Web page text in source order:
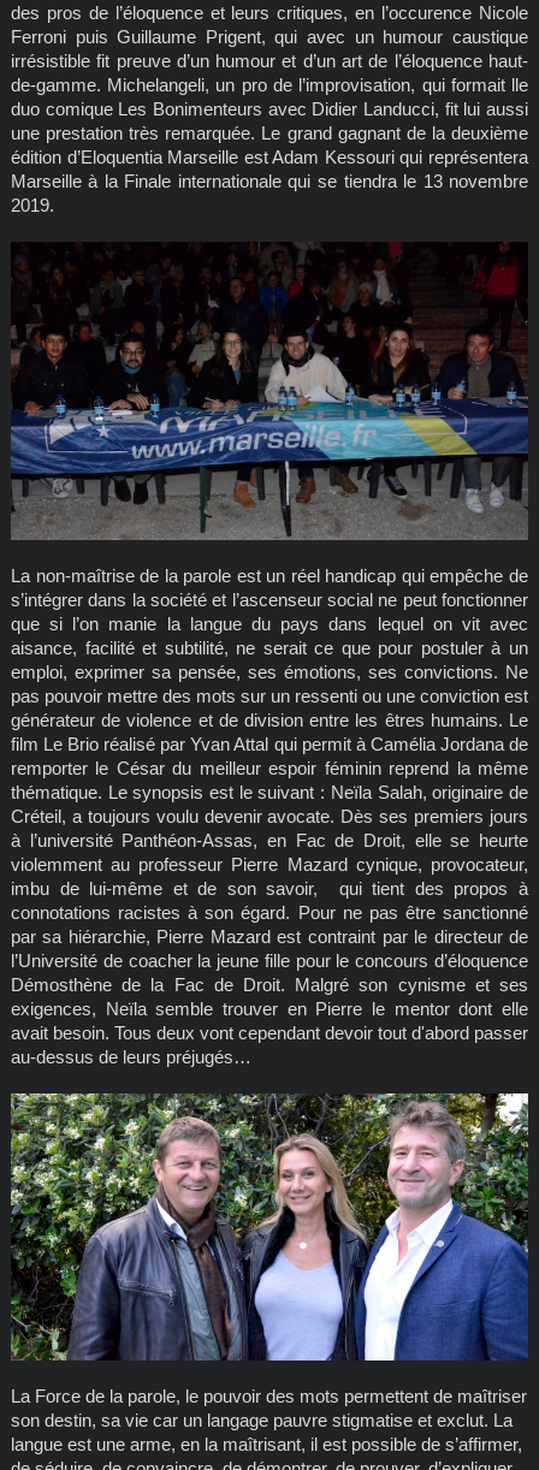
des pros de l’éloquence et leurs critiques, en l’occurence Nicole
Ferroni puis Guillaume Prigent, qui avec un humour caustique
irrésistible fit preuve d’un humour et d’un art de l’éloquence haut-
de-gamme. Michelangeli, un pro de l’improvisation, qui formait lle
duo comique Les Bonimenteurs avec Didier Landucci, fit lui aussi
une prestation très remarquée. Le grand gagnant de la deuxième
édition d’Eloquentia Marseille est Adam Kessouri qui représentera
Marseille à la Finale internationale qui se tiendra le 13 novembre
2019.
La non-maîtrise de la parole est un réel handicap qui empêche de
s’intégrer dans la société et l’ascenseur social ne peut fonctionner
que si l’on manie la langue du pays dans lequel on vit avec
aisance, facilité et subtilité, ne serait ce que pour postuler à un
emploi, exprimer sa pensée, ses émotions, ses convictions. Ne
pas pouvoir mettre des mots sur un ressenti ou une conviction est
générateur de violence et de division entre les êtres humains. Le
film Le Brio réalisé par Yvan Attal qui permit à Camélia Jordana de
remporter le César du meilleur espoir féminin reprend la même
thématique. Le synopsis est le suivant : Neïla Salah, originaire de
Créteil, a toujours voulu devenir avocate. Dès ses premiers jours
à l’université Panthéon-Assas, en Fac de Droit, elle se heurte
violemment au professeur Pierre Mazard cynique, provocateur,
imbu de lui-même et de son savoir, qui tient des propos à
connotations racistes à son égard. Pour ne pas être sanctionné
par sa hiérarchie, Pierre Mazard est contraint par le directeur de
l’Université de coacher la jeune fille pour le concours d’éloquence
Démosthène de la Fac de Droit. Malgré son cynisme et ses
exigences, Neïla semble trouver en Pierre le mentor dont elle
avait besoin. Tous deux vont cependant devoir tout d'abord passer
au-dessus de leurs préjugés…
La Force de la parole, le pouvoir des mots permettent de maîtriser
son destin, sa vie car un langage pauvre stigmatise et exclut. La
langue est une arme, en la maîtrisant, il est possible de s’affirmer,